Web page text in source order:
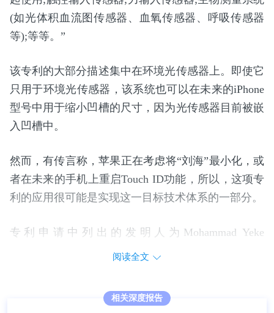
(如光体积血流图传感器、血氧传感器、呼吸传感器
等);等等。”
该专利的大部分描述集中在环境光传感器上。即使它
只用于环境光传感器，该系统也可以在未来的iPhone
型号中用于缩小凹槽的尺寸，因为光传感器目前被嵌
入凹槽中。
然而，有传言称，苹果正在考虑将“刘海”最小化，或
者在未来的手机上重启Touch ID功能，所以，这项专
利的应用很可能是实现这一目标技术体系的一部分。
专利申请中列出的发明人为Mohammad Yeke
Yazdandoost; Lun Tsai;Meng-Huan Ho); Niva A. Ran;
显示组件相关的专利申请，这些组件包括蜂窝或Wi-
阅读全文
相关深度报告